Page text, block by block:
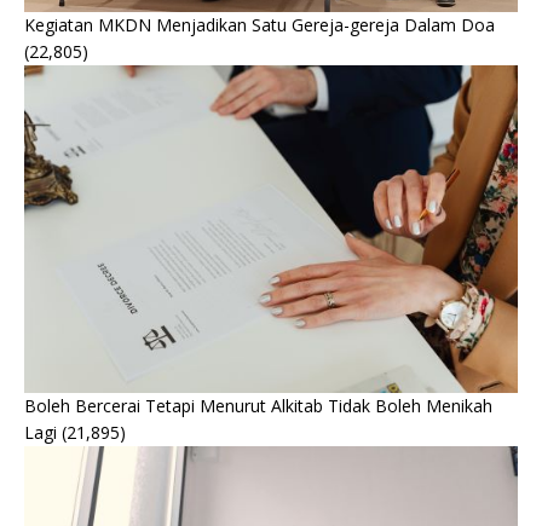
Kegiatan MKDN Menjadikan Satu Gereja-gereja Dalam Doa
(22,805)
Boleh Bercerai Tetapi Menurut Alkitab Tidak Boleh Menikah
Lagi (21,895)